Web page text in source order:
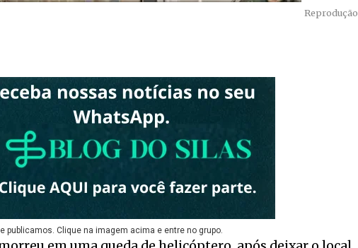
Reprodução
publicamos. Clique na imagem acima e entre no grupo.